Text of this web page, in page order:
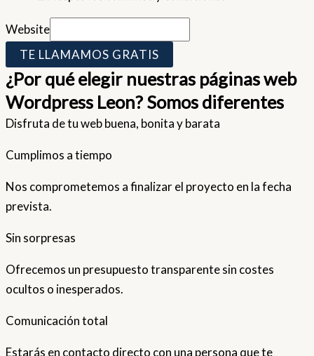
Website
TE LLAMAMOS GRATIS
¿Por qué elegir nuestras páginas web
Wordpress Leon? Somos diferentes
Disfruta de tu web buena, bonita y barata
Cumplimos a tiempo
Nos comprometemos a finalizar el proyecto en la fecha
prevista.
Sin sorpresas
Ofrecemos un presupuesto transparente sin costes
ocultos o inesperados.
Comunicación total
Estarás en contacto directo con una persona que te